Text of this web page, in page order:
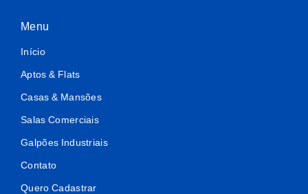
Menu
Início
Aptos & Flats
Casas & Mansões
Salas Comerciais
Galpões Industriais
Contato
Quero Cadastrar